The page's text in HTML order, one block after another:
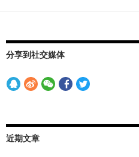
分享到社交媒体
近期文章